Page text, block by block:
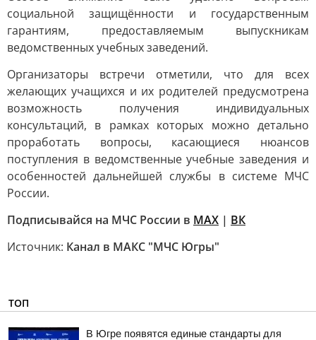
социальной защищённости и государственным
гарантиям, предоставляемым выпускникам
ведомственных учебных заведений.
Организаторы встречи отметили, что для всех
желающих учащихся и их родителей предусмотрена
возможность получения индивидуальных
консультаций, в рамках которых можно детально
проработать вопросы, касающиеся нюансов
поступления в ведомственные учебные заведения и
особенностей дальнейшей службы в системе МЧС
России.
Подписывайся на МЧС России в MAX | ВК
Источник: Канал в МАКС "МЧС Югры"
ТОП
В Югре появятся единые стандарты для